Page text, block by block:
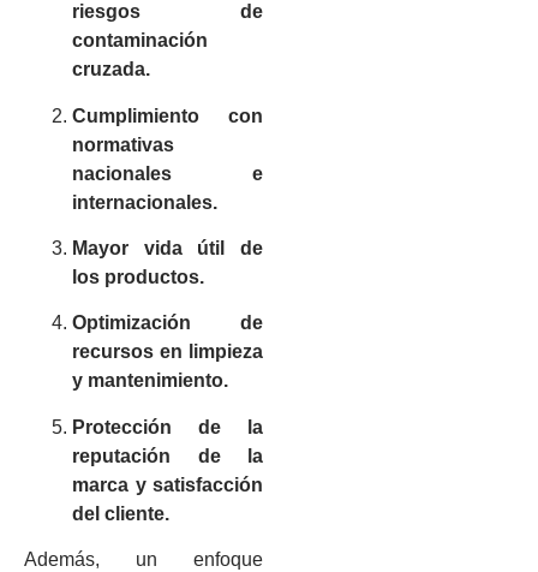
riesgos de
contaminación
cruzada.
Cumplimiento con
normativas
nacionales e
internacionales.
Mayor vida útil de
los productos.
Optimización de
recursos en limpieza
y mantenimiento.
Protección de la
reputación de la
marca y satisfacción
del cliente.
Además, un enfoque